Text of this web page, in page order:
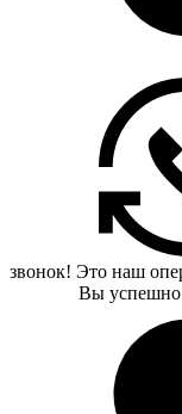
звонок! Это наш
Вы успешно